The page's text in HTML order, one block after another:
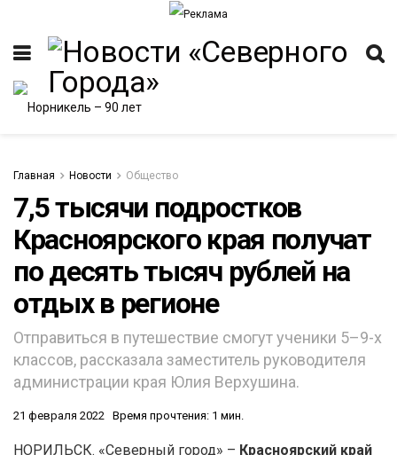
Главная Новости Общество
7,5 тысячи подростков
Красноярского края получат
по десять тысяч рублей на
отдых в регионе
Отправиться в путешествие смогут ученики 5–9-х
классов, рассказала заместитель руководителя
администрации края Юлия Верхушина.
21 февраля 2022 Время прочтения: 1 мин.
НОРИЛЬСК. «Северный город» – Красноярский край